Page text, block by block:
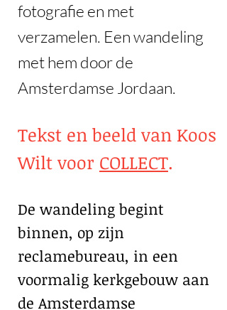
fotografie en met
verzamelen. Een wandeling
met hem door de
Amsterdamse Jordaan.
Tekst en beeld van Koos
Wilt voor COLLECT.
De wandeling begint
binnen, op zijn
reclamebureau, in een
voormalig kerkgebouw aan
de Amsterdamse